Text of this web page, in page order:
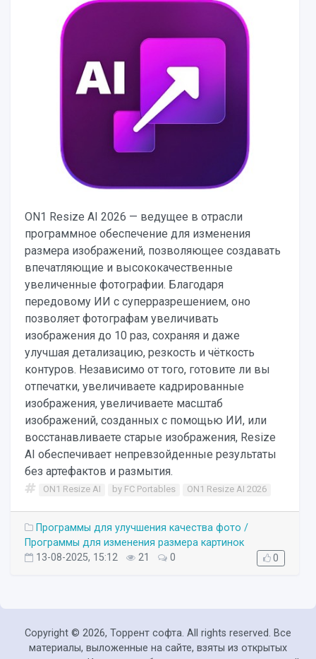
ON1 Resize AI 2026 — ведущее в отрасли
программное обеспечение для изменения
размера изображений, позволяющее создавать
впечатляющие и высококачественные
увеличенные фотографии. Благодаря
передовому ИИ с суперразрешением, оно
позволяет фотографам увеличивать
изображения до 10 раз, сохраняя и даже
улучшая детализацию, резкость и чёткость
контуров. Независимо от того, готовите ли вы
отпечатки, увеличиваете кадрированные
изображения, увеличиваете масштаб
изображений, созданных с помощью ИИ, или
восстанавливаете старые изображения, Resize
AI обеспечивает непревзойденные результаты
без артефактов и размытия.
ON1 Resize AI by FC Portables ON1 Resize AI 2026
Программы для улучшения качества фото /
Программы для изменения размера картинок
13-08-2025, 15:12
21 0 0
Copyright © 2026, Торрент софта. All rights reserved. Все
материалы, выложенные на сайте, взяты из открытых